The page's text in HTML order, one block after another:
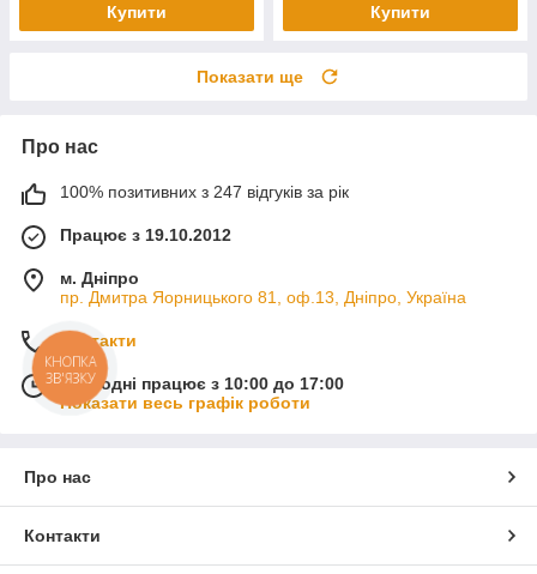
Купити Купити
Показати ще
Про нас
100% позитивних з 247 відгуків за рік
Працює з 19.10.2012
м. Дніпро
пр. Дмитра Яорницького 81, оф.13, Дніпро, Україна
Контакти
Сьогодні працює з 10:00 до 17:00
Показати весь графік роботи
Про нас
Контакти
КНОПКА
ЗВ'ЯЗКУ